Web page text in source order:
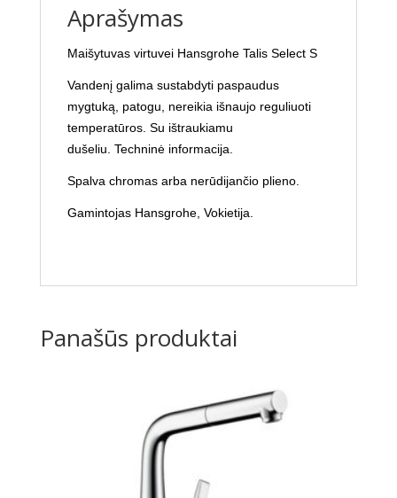
Aprašymas
Maišytuvas virtuvei Hansgrohe Talis Select S
Vandenį galima sustabdyti paspaudus
mygtuką, patogu, nereikia išnaujo reguliuoti
temperatūros. Su ištraukiamu
dušeliu. Techninė informacija
Spalva chromas arba nerūdijančio plieno.
Gamintojas Hansgrohe, Vokietija.
Panašūs produktai